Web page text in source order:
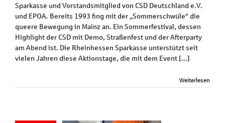
Sparkasse und Vorstandsmitglied von CSD Deutschland e.V.
und EPOA. Bereits 1993 fing mit der „Sommerschwüle“ die
queere Bewegung in Mainz an. Ein Sommerfestival, dessen
Highlight der CSD mit Demo, Straßenfest und der Afterparty
am Abend ist. Die Rheinhessen Sparkasse unterstützt seit
vielen Jahren diese Aktionstage, die mit dem Event [...]
Weiterlesen